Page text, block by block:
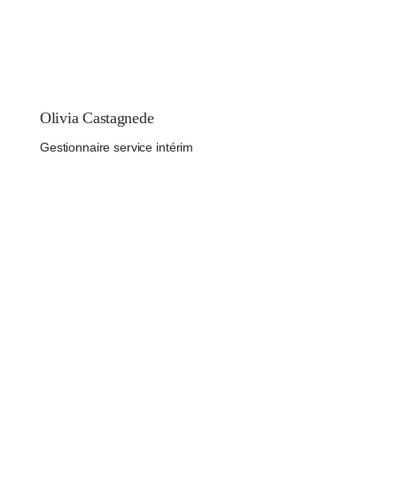
Olivia Castagnede
Gestionnaire service intérim